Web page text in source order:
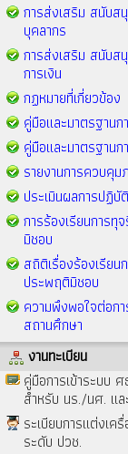
การส่งเสริม สนับส
บุคลากร
การส่งเสริม สนับส
การเงิน
กฏหมายที่เกี่ยวข้อง
คู่มือและมาตรฐาน
คู่มือและมาตรฐานก
รายงานการควบคุม
ประเมินผลการปฏิบั
การร้องเรียนการ
มิชอบ
สถิติเรื่องร้องเรียน
ประพฤติมิชอบ
ความพึงพอใจต่อก
สถานศึกษา
งานทะเบียน
คู่มือการเข้าระบบ
สำหรับ นร./นศ. แ
ระเบียบการแต่งเค
ระดับ ปวช.